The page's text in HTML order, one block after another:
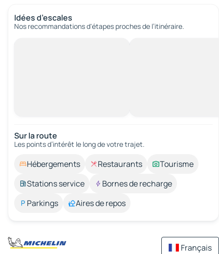
Idées d’escales
Nos recommandations d'étapes proches de l’itinéraire.
Sur la route
Les points d’intérêt le long de votre trajet.
Hébergements Restaurants
Tourisme
Stations service
Bornes de recharge
Parkings
Aires de repos
Français